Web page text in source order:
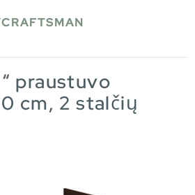
praustuvo
cm, 2 stalčių